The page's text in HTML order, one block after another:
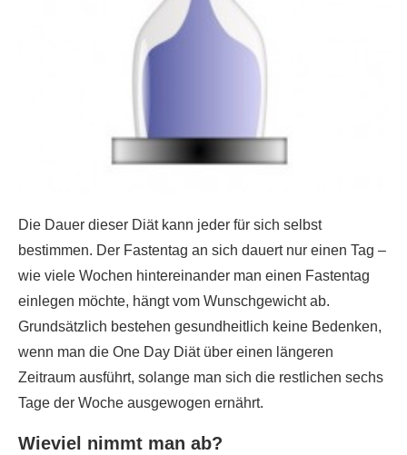
Die Dauer dieser Diät kann jeder für sich selbst
bestimmen. Der Fastentag an sich dauert nur einen Tag –
wie viele Wochen hintereinander man einen Fastentag
einlegen möchte, hängt vom Wunschgewicht ab.
Grundsätzlich bestehen gesundheitlich keine Bedenken,
wenn man die One Day Diät über einen längeren
Zeitraum ausführt, solange man sich die restlichen sechs
Tage der Woche ausgewogen ernährt.
Wieviel nimmt man ab?